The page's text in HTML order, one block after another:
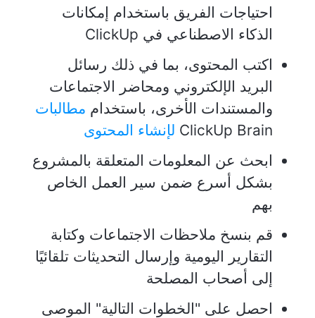
احتياجات الفريق باستخدام إمكانات
الذكاء الاصطناعي في ClickUp
اكتب المحتوى، بما في ذلك رسائل
البريد الإلكتروني ومحاضر الاجتماعات
والمستندات الأخرى، باستخدام مطالبات
ClickUp Brain لإنشاء المحتوى
ابحث عن المعلومات المتعلقة بالمشروع
بشكل أسرع ضمن سير العمل الخاص
بهم
قم بنسخ ملاحظات الاجتماعات وكتابة
التقارير اليومية وإرسال التحديثات تلقائيًا
إلى أصحاب المصلحة
احصل على "الخطوات التالية" الموصى